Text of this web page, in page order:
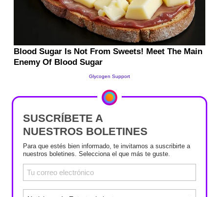
SUSCRÍBETE A
NUESTROS BOLETINES
Para que estés bien informado, te invitamos a suscribirte a
nuestros boletines. Selecciona el que más te guste.